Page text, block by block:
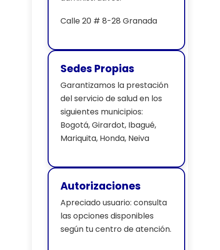
Calle 20 # 8-28 Granada
Sedes Propias
Garantizamos la prestación
del servicio de salud en los
siguientes municipios:
Bogotá, Girardot, Ibagué,
Mariquita, Honda, Neiva
Autorizaciones
Apreciado usuario: consulta
las opciones disponibles
según tu centro de atención.